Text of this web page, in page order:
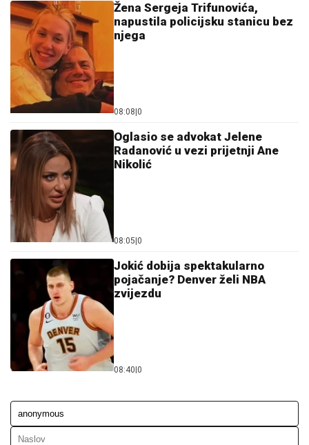
Žena Sergeja Trifunovića,
napustila policijsku stanicu bez
njega
08:08 0
Oglasio se advokat Jelene
Radanović u vezi prijetnji Ane
Nikolić
08:05 0
Jokić dobija spektakularno
pojačanje? Denver želi NBA
zvijezdu
08:40 0